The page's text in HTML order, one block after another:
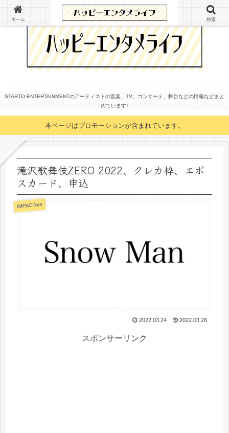
STARTO ENTERTAINMENTのアーティストの音楽、TV、コンサート、舞台などの情報などまと
めています♪
本ページはプロモーションが含まれています。
滝沢歌舞伎ZERO 2022、クレカ枠、エポ
スカード、申込
IMPACTors
2022.03.24 2022.03.26
スポンサーリンク
ホーム 検索